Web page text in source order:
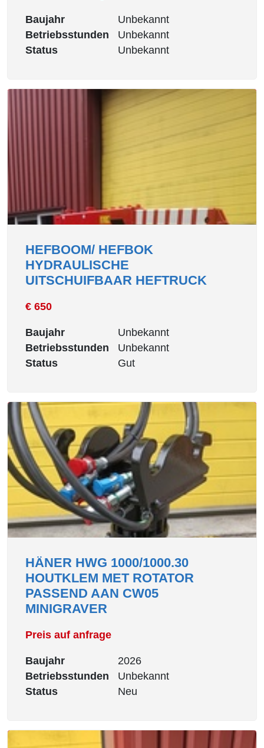
Baujahr
Unbekannt
Betriebsstunden
Unbekannt
Status
Unbekannt
HEFBOOM/ HEFBOK
HYDRAULISCHE
UITSCHUIFBAAR HEFTRUCK
€ 650
Baujahr
Unbekannt
Betriebsstunden
Unbekannt
Status
Gut
HÄNER HWG 1000/1000.30
HOUTKLEM MET ROTATOR
PASSEND AAN CW05
MINIGRAVER
Preis auf anfrage
Baujahr
2026
Betriebsstunden
Unbekannt
Status
Neu